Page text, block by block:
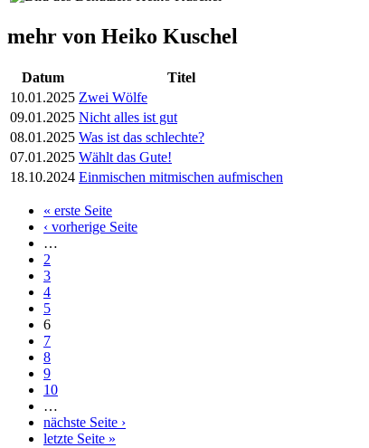
mehr von Heiko Kuschel
Datum
Titel
10.01.2025 Zwei Wölfe
09.01.2025 Nicht alles ist gut
08.01.2025 Was ist das schlechte?
07.01.2025 Wählt das Gute!
18.10.2024 Einmischen mitmischen aufmischen
Seiten« erste Seite
‹ vorherige Seite
…
2
3
4
5
6
7
8
9
10
…
nächste Seite ›
letzte Seite »